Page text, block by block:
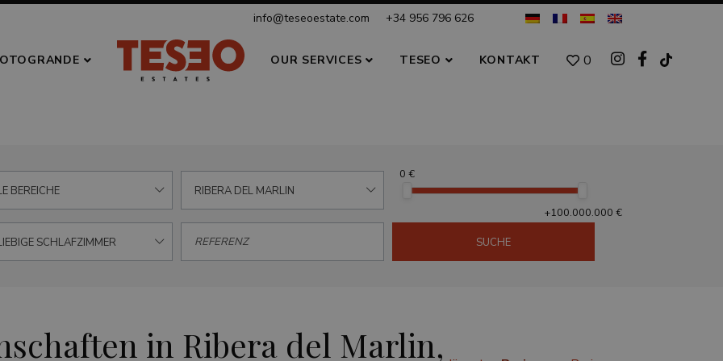
info@teseoestate.com +34 956 796 626
0
OUR SERVICES TESEO KONTAKT
BEREICHE RIBERA DEL MARLIN
0 €
+100.000.000 €
SCHLAFZIMMER SUCHE
in Ribera del Marlin,